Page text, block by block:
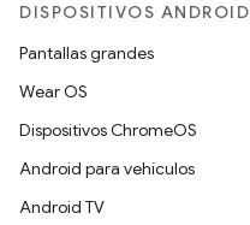
DISPOSITIVOS ANDROID
Pantallas grandes
Wear OS
Dispositivos ChromeOS
Android para vehículos
Android TV